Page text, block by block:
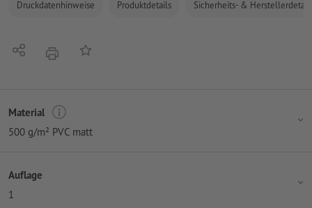
Druckdatenhinweise Produktdetails Sicherheits- &
Teilen DruckenAuf die Merkliste
Material
500 g/m² PVC matt
Auflage
1